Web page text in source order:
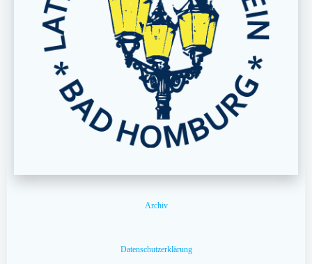
Archiv
Datenschutzerklärung